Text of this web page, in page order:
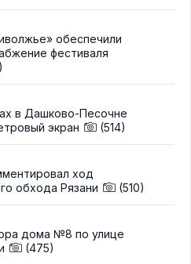
обеспечили
фестиваля
в Дашково-Песочне
экран
(514)
ход
обхода Рязани
(510)
дома №8 по улице
(475)